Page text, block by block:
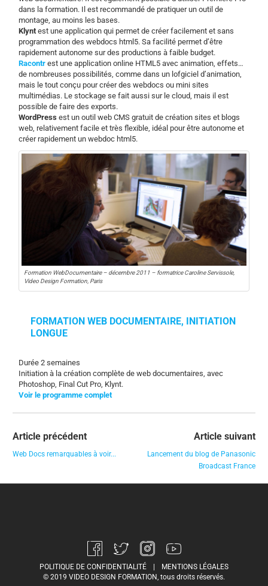
dans la formation. Il est recommandé de pratiquer un outil de
montage, au moins les bases.
Klynt est une application qui permet de créer facilement et sans
programmation des webdocs html5. Sa facilité permet d’être
rapidement autonome sur des productions à faible budget.
Racontr est une application online HTML5 avec animation, effets…
de nombreuses possibilités, comme dans un lofgiciel d’animation,
mais le tout conçu pour créer des webdocs ou mini sites
multimédias. Le stockage se fait aussi sur le cloud, mais il est
possible de faire des exports.
WordPress est un outil web CMS gratuit de création sites et blogs
web, relativement facile et très flexible, idéal pour être autonome et
créer rapidement un webdoc html5.
Formation WebDocumentaire – décembre 2011 – formatrice Caroline Servissole,
Video Design Formation, Paris
FORMATION WEB DOCUMENTAIRE, INITIATION
LONGUE
Durée 2 semaines
Initiation à la création complète de web documentaires, avec
Photoshop, Final Cut Pro, Klynt.
Voir le programme complet
Article précédent
Web Docs remarquables à voir...
Article suivant
Lancement du blog de Panasonic
Broadcast France
POLITIQUE DE CONFIDENTIALITÉ
MENTIONS LÉGALES
© 2019 VIDEO DESIGN FORMATION, tous droits réservés.